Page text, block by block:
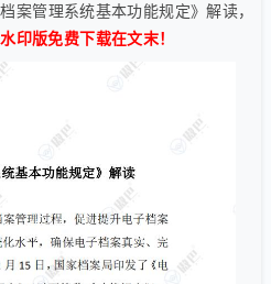
案管理系统基本功能规定》解读，
印版免费下载在文末！